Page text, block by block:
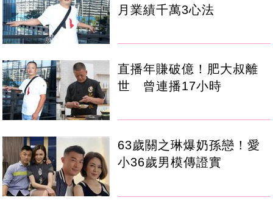
月業績千萬3心法
直播年賺破億！肥大叔離
世 曾連播17小時
63歲關之琳爆奶孫戀！愛
小36歲男模傳證實